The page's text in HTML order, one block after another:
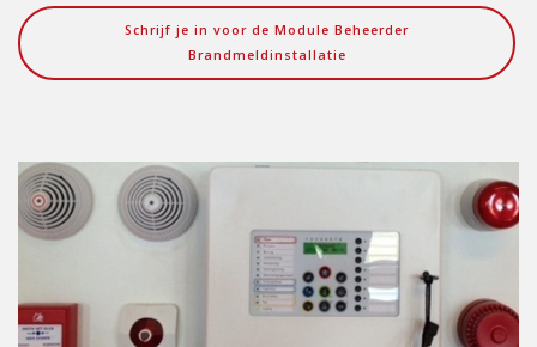
Schrijf je in voor de Module Beheerder
Brandmeldinstallatie